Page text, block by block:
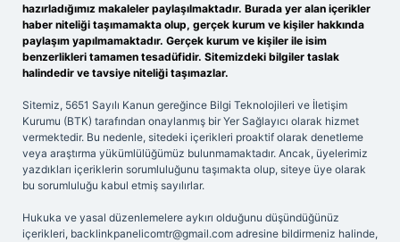
hazırladığımız makaleler paylaşılmaktadır. Burada yer alan içerikler
haber niteliği taşımamakta olup, gerçek kurum ve kişiler hakkında
paylaşım yapılmamaktadır. Gerçek kurum ve kişiler ile isim
benzerlikleri tamamen tesadüfidir. Sitemizdeki bilgiler taslak
halindedir ve tavsiye niteliği taşımazlar.
Sitemiz, 5651 Sayılı Kanun gereğince Bilgi Teknolojileri ve İletişim
Kurumu (BTK) tarafından onaylanmış bir Yer Sağlayıcı olarak hizmet
vermektedir. Bu nedenle, sitedeki içerikleri proaktif olarak denetleme
veya araştırma yükümlülüğümüz bulunmamaktadır. Ancak, üyelerimiz
yazdıkları içeriklerin sorumluluğunu taşımakta olup, siteye üye olarak
bu sorumluluğu kabul etmiş sayılırlar.
Hukuka ve yasal düzenlemelere aykırı olduğunu düşündüğünüz
içerikleri, backlinkpanelicomtr@gmail.com adresine bildirmeniz halinde,